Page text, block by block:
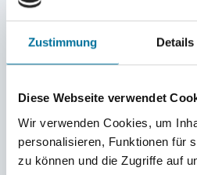
Zustimmung Details
Diese Webseite verwendet
Wir verwenden Cookies, um
personalisieren, Funktionen für
zu können und die Zugriffe auf
Sommer 2025
Blog 2025/26
Crew
Törnplan
Glossar
Instagram